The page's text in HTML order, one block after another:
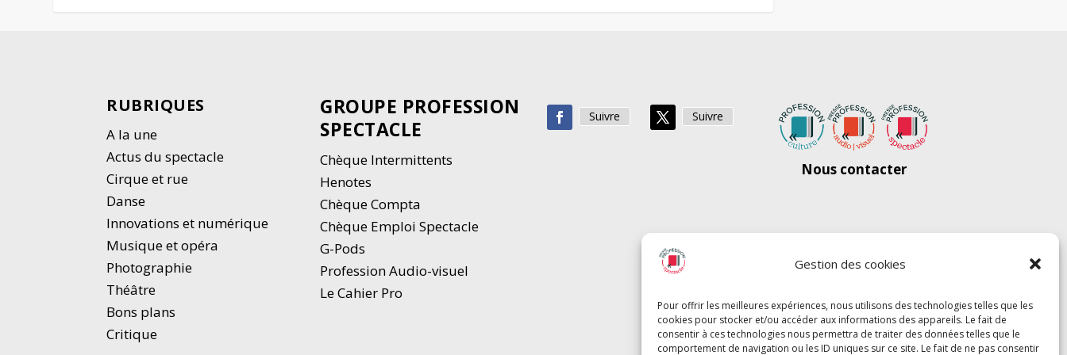
Gestion des cookies
Pour offrir les meilleures expériences, nous utilisons des technologies telles que les
cookies pour stocker et/ou accéder aux informations des appareils. Le fait de
consentir à ces technologies nous permettra de traiter des données telles que le
comportement de navigation ou les ID uniques sur ce site. Le fait de ne pas consentir
RUBRIQUES
A la une
Actus du spectacle
Cirque et rue
Danse
Innovations et numérique
Musique et opéra
Photographie
Théâtre
Bons plans
Critique
GROUPE PROFESSION
SPECTACLE
Chèque Intermittents
Henotes
Chèque Compta
Chèque Emploi Spectacle
G-Pods
Profession Audio-visuel
Le Cahier Pro
Suivre Suivre
Nous contacter